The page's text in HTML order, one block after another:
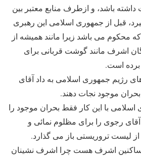
باشد، و ازطرف منابع معتبر بین
قبل از جمهوری اسلامی این رهبری
محکوم می باشد زیرا مانند همیشه از
اشرف مانند گوشت قربانی برای
است.
رژیم جمهوری اسلامی به داد آقای
بحران موجود نجات دهند.
با این کار فقط بحران موجود را
رجوی را برای مظلوم نمائی و
از لیست تروریستی باز می گذارد.
اشرف هست چرا اشرف نشینان